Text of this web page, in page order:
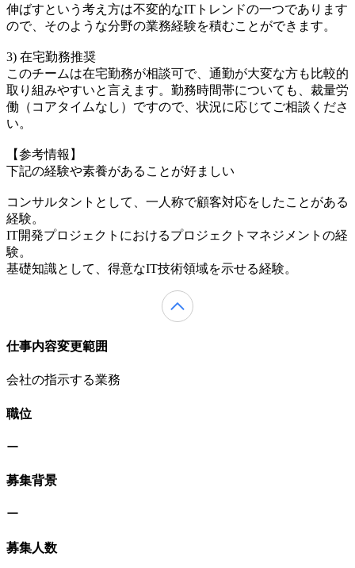
伸ばすという考え方は不変的なITトレンドの一つであります
ので、そのような分野の業務経験を積むことができます。
3) 在宅勤務推奨
このチームは在宅勤務が相談可で、通勤が大変な方も比較的
取り組みやすいと言えます。勤務時間帯についても、裁量労
働（コアタイムなし）ですので、状況に応じてご相談くださ
い。
【参考情報】
下記の経験や素養があることが好ましい
コンサルタントとして、一人称で顧客対応をしたことがある
経験。
IT開発プロジェクトにおけるプロジェクトマネジメントの経
験。
基礎知識として、得意なIT技術領域を示せる経験。
仕事内容変更範囲
会社の指示する業務
職位
ー
募集背景
ー
募集人数